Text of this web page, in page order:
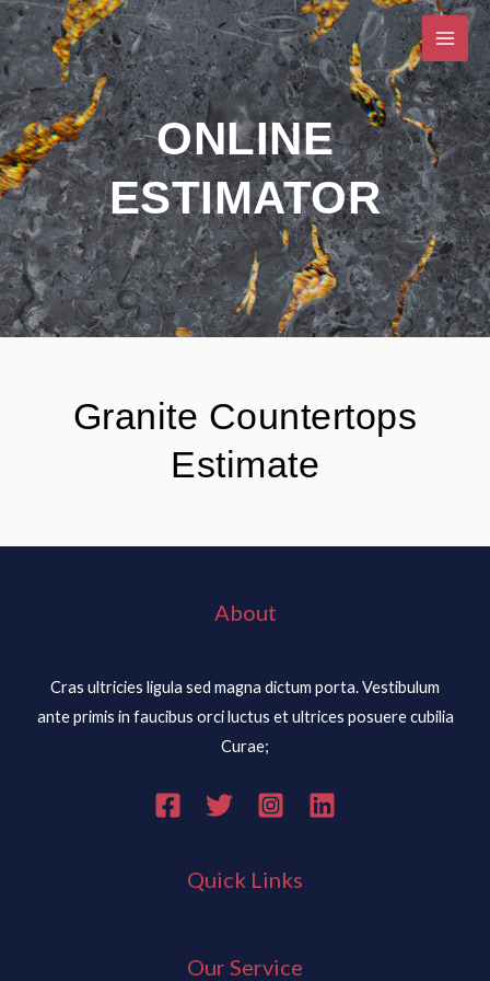
Skip
to
content
ONLINE
ESTIMATOR
Granite Countertops
Estimate
About
Cras ultricies ligula sed magna dictum porta. Vestibulum
ante primis in faucibus orci luctus et ultrices posuere cubilia
Curae;
Quick Links
Our Service